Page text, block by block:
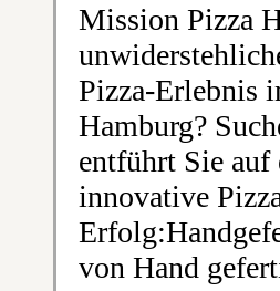
Mission Pizza
Pizza-Erlebnis
Hamburg?
entführt Sie
innovative
von Hand